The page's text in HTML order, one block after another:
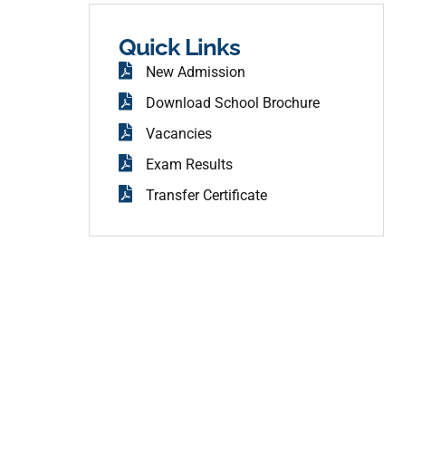
k
Quick Links
New Admission
Download School Brochure
Vacancies
Exam Results
Transfer Certificate